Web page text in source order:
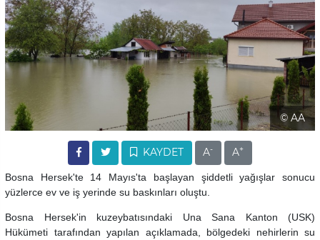
© AA
KAYDET A- A+
Bosna Hersek'te 14 Mayıs'ta başlayan şiddetli yağışlar sonucu
yüzlerce ev ve iş yerinde su baskınları oluştu.
Bosna Hersek'in kuzeybatısındaki Una Sana Kanton (USK)
Hükümeti tarafından yapılan açıklamada, bölgedeki nehirlerin su